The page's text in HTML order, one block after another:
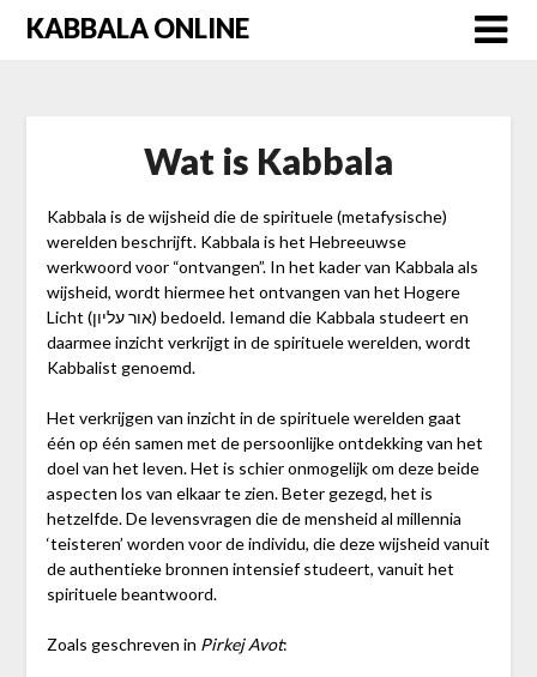
SkipKABBALA ONLINE
Wat is Kabbala
Kabbala is de wijsheid die de spirituele (metafysische)
werelden beschrijft. Kabbala is het Hebreeuwse
werkwoord voor “ontvangen”. In het kader van Kabbala als
wijsheid, wordt hiermee het ontvangen van het Hogere
Licht (אור עליון) bedoeld. Iemand die Kabbala studeert en
daarmee inzicht verkrijgt in de spirituele werelden, wordt
Kabbalist genoemd.
Het verkrijgen van inzicht in de spirituele werelden gaat
één op één samen met de persoonlijke ontdekking van het
doel van het leven. Het is schier onmogelijk om deze beide
aspecten los van elkaar te zien. Beter gezegd, het is
hetzelfde. De levensvragen die de mensheid al millennia
‘teisteren’ worden voor de individu, die deze wijsheid vanuit
de authentieke bronnen intensief studeert, vanuit het
spirituele beantwoord.
Zoals geschreven in Pirkej Avot: